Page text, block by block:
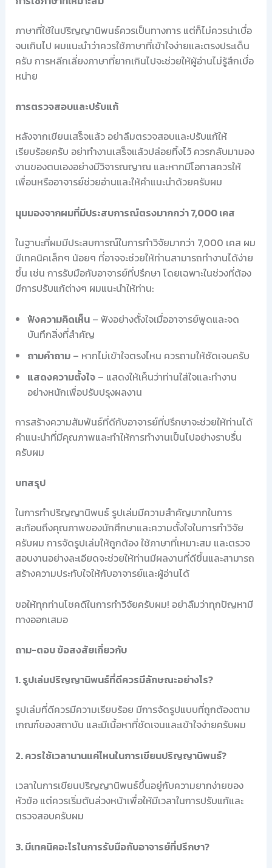
ภาษาที่ใช้ในปริญญานิพนธ์ควรเป็นทางการ แต่ก็ไม่ควรน่าเบื่อ
จนเกินไป ผมแนะนำว่าควรใช้ภาษาที่เข้าใจง่ายและตรงประเด็น
ครับ การหลีกเลี่ยงภาษาที่ยากเกินไปจะช่วยให้ผู้อ่านไม่รู้สึกเบื่อ
หน่าย
การตรวจสอบและปรับแก้
หลังจากเขียนเสร็จแล้ว อย่าลืมตรวจสอบและปรับแก้ให้
เรียบร้อยครับ อย่าทำงานเสร็จแล้วปล่อยทิ้งไว้ ควรกลับมามอง
งานของตนเองอย่างมีวิจารณญาณ และหากมีโอกาสควรให้
เพื่อนหรืออาจารย์ช่วยอ่านและให้คำแนะนำด้วยครับผม
มุมมองจากผมที่มีประสบการณ์ตรงมากกว่า 7,000 เคส
ในฐานะที่ผมมีประสบการณ์ในการทำวิจัยมากว่า 7,000 เคส ผม
มีเทคนิคเล็กๆ น้อยๆ ที่อาจจะช่วยให้ท่านสามารถทำงานได้ง่าย
ขึ้น เช่น การรับมือกับอาจารย์ที่ปรึกษา โดยเฉพาะในช่วงที่ต้อง
มีการปรับแก้ต่างๆ ผมแนะนำให้ท่าน:
ฟังความคิดเห็น– ฟังอย่างตั้งใจเมื่ออาจารย์พูดและจด
บันทึกสิ่งที่สำคัญ
ถามคำถาม– หากไม่เข้าใจตรงไหน ควรถามให้ชัดเจนครับ
แสดงความตั้งใจ– แสดงให้เห็นว่าท่านใส่ใจและทำงาน
อย่างหนักเพื่อปรับปรุงผลงาน
การสร้างความสัมพันธ์ที่ดีกับอาจารย์ที่ปรึกษาจะช่วยให้ท่านได้
คำแนะนำที่มีคุณภาพและทำให้การทำงานเป็นไปอย่างราบรื่น
ครับผม
บทสรุป
ในการทำปริญญานิพนธ์ รูปเล่มมีความสำคัญมากในการ
สะท้อนถึงคุณภาพของนักศึกษาและความตั้งใจในการทำวิจัย
ครับผม การจัดรูปเล่มให้ถูกต้อง ใช้ภาษาที่เหมาะสม และตรวจ
สอบงานอย่างละเอียดจะช่วยให้ท่านมีผลงานที่ดีขึ้นและสามารถ
สร้างความประทับใจให้กับอาจารย์และผู้อ่านได้
ขอให้ทุกท่านโชคดีในการทำวิจัยครับผม! อย่าลืมว่าทุกปัญหามี
ทางออกเสมอ
ถาม-ตอบ ข้อสงสัยเกี่ยวกับ
1. รูปเล่มปริญญานิพนธ์ที่ดีควรมีลักษณะอย่างไร?
รูปเล่มที่ดีควรมีความเรียบร้อย มีการจัดรูปแบบที่ถูกต้องตาม
เกณฑ์ของสถาบัน และมีเนื้อหาที่ชัดเจนและเข้าใจง่ายครับผม
2. ควรใช้เวลานานแค่ไหนในการเขียนปริญญานิพนธ์?
เวลาในการเขียนปริญญานิพนธ์ขึ้นอยู่กับความยากง่ายของ
หัวข้อ แต่ควรเริ่มต้นล่วงหน้าเพื่อให้มีเวลาในการปรับแก้และ
ตรวจสอบครับผม
3. มีเทคนิคอะไรในการรับมือกับอาจารย์ที่ปรึกษา?